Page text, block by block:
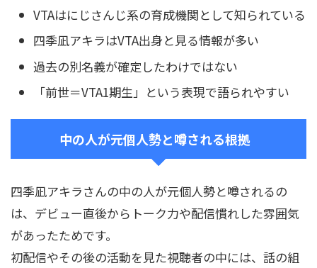
VTAはにじさんじ系の育成機関として知られている
四季凪アキラはVTA出身と見る情報が多い
過去の別名義が確定したわけではない
「前世＝VTA1期生」という表現で語られやすい
中の人が元個人勢と噂される根拠
四季凪アキラさんの中の人が元個人勢と噂されるの
は、デビュー直後からトーク力や配信慣れした雰囲気
があったためです。
初配信やその後の活動を見た視聴者の中には、話の組